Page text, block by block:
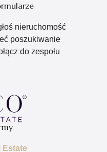
nieruchomość
poszukiwanie
do zespołu
Estate